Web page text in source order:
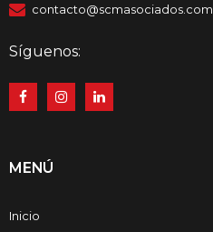
contacto@scmasociados.com
Síguenos:
MENÚ
Inicio